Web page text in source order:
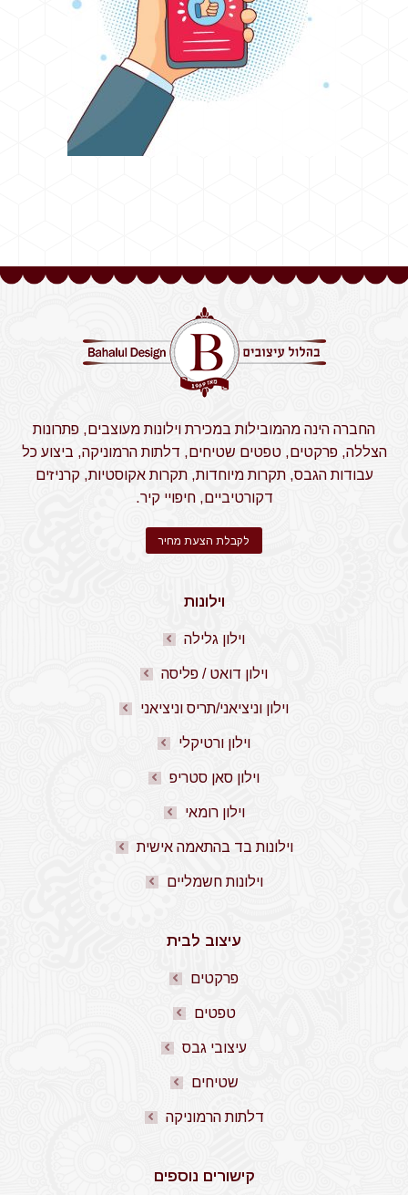
החברה הינה מהמובילות במכירת וילונות מעוצבים, פתרונות
הצללה, פרקטים, טפטים שטיחים, דלתות הרמוניקה, ביצוע כל
עבודות הגבס, תקרות מיוחדות, תקרות אקוסטיות, קרניזים
דקורטיביים, חיפויי קיר.
לקבלת הצעת מחיר
וילונות
וילון גלילה
וילון דואט / פליסה
וילון וניציאני/תריס וניציאני
וילון ורטיקלי
וילון סאן סטריפ
וילון רומאי
וילונות בד בהתאמה אישית
וילונות חשמליים
עיצוב לבית
פרקטים
טפטים
עיצובי גבס
שטיחים
דלתות הרמוניקה
קישורים נוספים